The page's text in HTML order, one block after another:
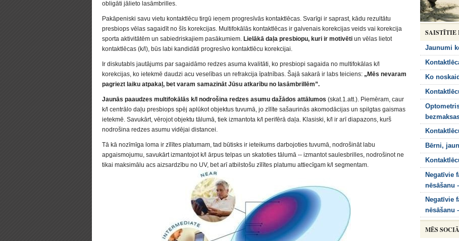
obligāti jālieto lasāmbrilles.
Pakāpeniski savu vietu kontaktlēcu tirgū ieņem progresīvās kontaktlēcas. Svarīgi ir saprast, kādu rezultātu
presbiops vēlas sagaidīt no šīs korekcijas. Multifokālās kontaktlēcas ir galvenais korekcijas veids vai korekcija
sporta aktivitātēm un sabiedriskajiem pasākumiem. Lielākā daļa presbiopu, kuri ir motivēti un vēlas lietot
kontaktlēcas (k/l), būs labi kandidāti progresīvo kontaktlēcu korekcijai.
Ir diskutabls jautājums par sagaidāmo redzes asuma kvalitāti, ko presbiopi sagaida no multifokālas k/l
korekcijas, ko ietekmē daudzi acu veselības un refrakcija īpatnības. Šajā sakarā ir labs teiciens: „Mēs nevaram
pagriezt laiku atpakaļ, bet varam samazināt Jūsu atkarību no lasāmbrillēm”.
Jaunās paaudzes multifokālās k/l nodrošina redzes asumu dažādos attālumos (skat.1.att.). Piemēram, caur
k/l centrālo daļu presbiops spēj aplūkot objektus tuvumā, jo zīlīte sašaurinās akomodācijas un spilgtas gaismas
ietekmē. Savukārt, vērojot objektu tālumā, tiek izmantota k/l perifērā daļa. Klasiski, k/l ir arī diapazons, kurš
nodrošina redzes asumu vidējai distancei.
Tā kā nozīmīga loma ir zīlītes platumam, tad būtisks ir ieteikums darbojoties tuvumā, nodrošināt labu
apgaismojumu, savukārt izmantojot k/l ārpus telpas un skatoties tālumā -- izmantot saulesbrilles, nodrošinot ne
tikai maksimālu acs aizsardzību no UV, bet arī atbilstošu zīlītes platumu attiecīgam k/l segmentam.
SAISTĪTIE
Jaunumi
Ko
Bērni,
Negatīvie
nēsāšanu
Negatīvie
nēsāšanu
MĒS